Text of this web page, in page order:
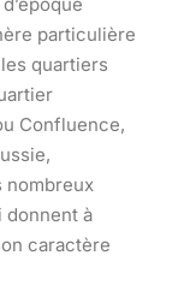
particulière
quartiers
Confluence,
nombreux
donnent à
caractère